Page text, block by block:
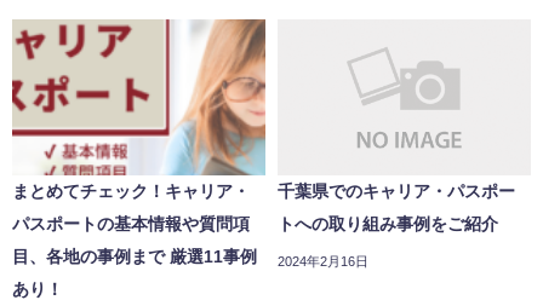
まとめてチェック！キャリア・
パスポートの基本情報や質問項
目、各地の事例まで 厳選11事例
あり！
千葉県でのキャリア・パスポー
トへの取り組み事例をご紹介
2024年2月16日